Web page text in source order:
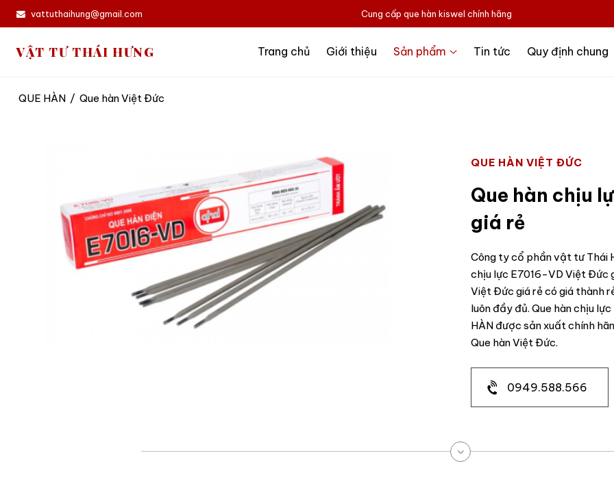
vattuthaihung@gmail.com Cung cấp que hàn kiswel chính hãng
VẬT TƯ THÁI HƯNG Trang chủ Giới thiệu Sản phẩm Tin tức Quy định chung
QUE HÀN / Que hàn Việt Đức
QUE HÀN VIỆT ĐỨC
Que hàn chịu
giá rẻ
Công ty cổ phần vật tư Thái
chịu lực E7016-VD Việt Đức
Việt Đức giá rẻ có giá thành
luôn đầy đủ. Que hàn chịu
HÀN được sản xuất chính
Que hàn Việt Đức.
0949.588.566